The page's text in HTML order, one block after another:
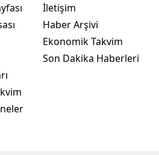
İletişim
Haber Arşivi
Ekonomik Takvim
Son Dakika Haberleri